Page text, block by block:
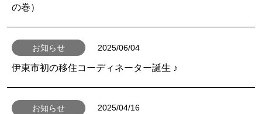
の巻）
お知らせ 2025/06/04
伊東市初の移住コーディネーター誕生 ♪
お知らせ 2025/04/16